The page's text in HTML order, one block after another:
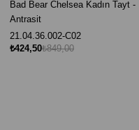
Bad Bear Chelsea Kadın Tayt -
Antrasit
21.04.36.002-C02
₺424,50₺849,00